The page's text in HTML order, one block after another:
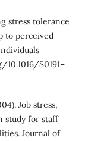
stress tolerance
to perceived
S0191–
Job stress,
study for staff
Journal of